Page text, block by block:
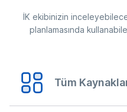
İK ekibinizin
planlamasında
Tüm